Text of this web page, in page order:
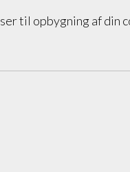
til opbygning af din